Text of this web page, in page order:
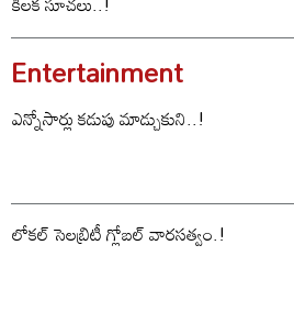
Entertainment
ఎన్నోసార్లు కడుపు మాడ్చుకుని..!
లోకల్ సెలబ్రిటీ గ్లోబల్ వారసత్వం.!